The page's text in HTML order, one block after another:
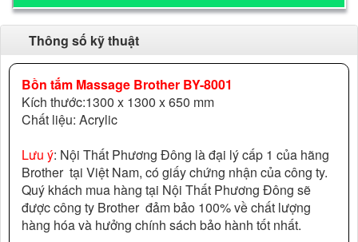
Thông số kỹ thuật
Bồn tắm Massage Brother BY-8001
Kích thước:1300 x 1300 x 650 mm
Chất liệu: Acrylic
Lưu ý: Nội Thất Phương Đông là đại lý cấp 1 của hãng
Brother tại Việt Nam, có giấy chứng nhận của công ty.
Quý khách mua hàng tại Nội Thất Phương Đông sẽ
được công ty Brother đảm bảo 100% về chất lượng
hàng hóa và hưởng chính sách bảo hành tốt nhất.